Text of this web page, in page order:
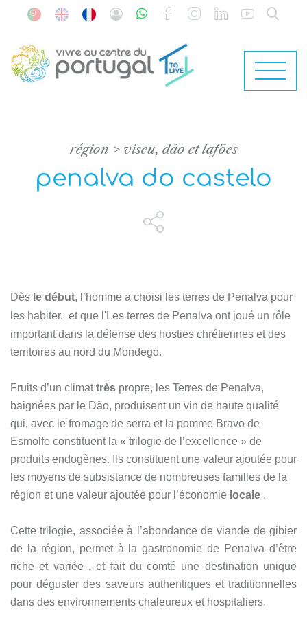
région viseu, dão et lafões
penalva do castelo
Dès le début, l’homme a choisi les terres de Penalva pour
les habiter. et que l'Les terres de Penalva ont joué un rôle
important dans la défense des hosties chrétiennes et des
territoires au nord du Mondego.
Fruits d’un climattrès propre, les Terres de Penalva,
baignées par le Dão, produisent un vin de haute qualité
qui, avec le fromage de serra et la pomme Bravo de
Esmolfe constituent la « trilogie de l’excellence » de
produits endogènes. Ils constituent une valeur ajoutée pour
les moyens de subsistance de nombreuses familles de la
région et une valeur ajoutée pour l’économie locale .
Cette trilogie, associée à l’abondance de viande de gibier
de la région, permet à la gastronomie de Penalva d’être
riche et variée ,et fait du comté une destination unique
pour déguster des saveurs authentiques et traditionnelles
dans des environnements chaleureux et hospitaliers.